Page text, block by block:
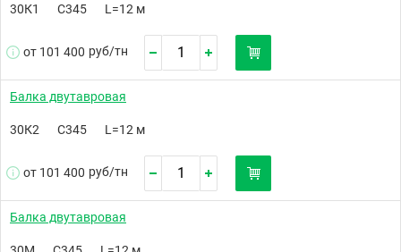
30К1 С345 L=12 м
от 101 400 руб/тн
Балка двутавровая
30К2 С345 L=12 м
от 101 400 руб/тн
Балка двутавровая